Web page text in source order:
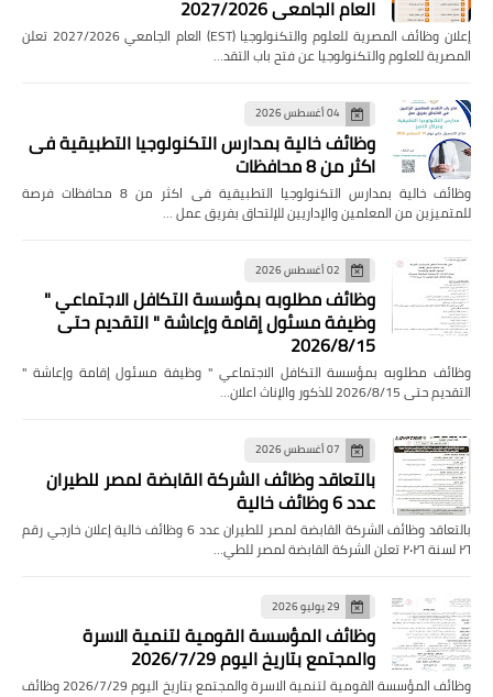
العام الجامعي 2027/2026
إعلان وظائف المصرية للعلوم والتكنولوجيا (EST) العام الجامعي 2027/2026 تعلن
المصرية للعلوم والتكنولوجيا عن فتح باب التقد…
04 أغسطس 2026
وظائف خالية بمدارس التكنولوجيا التطبيقية فى
اكثر من 8 محافظات
وظائف خالية بمدارس التكنولوجيا التطبيقية فى اكثر من 8 محافظات فرصة
للمتميزين من المعلمين والإداريين للإلتحاق بفريق عمل …
02 أغسطس 2026
وظائف مطلوبه بمؤسسة التكافل الاجتماعي "
وظيفة مسئول إقامة وإعاشة " التقديم حتى
2026/8/15
وظائف مطلوبه بمؤسسة التكافل الاجتماعي " وظيفة مسئول إقامة وإعاشة "
التقديم حتى 2026/8/15 للذكور والإناث اعلان…
07 أغسطس 2026
بالتعاقد وظائف الشركة القابضة لمصر للطيران
عدد 6 وظائف خالية
بالتعاقد وظائف الشركة القابضة لمصر للطيران عدد 6 وظائف خالية إعلان خارجي رقم
٢٦ لسنة ٢٠٢٦ تعلن الشركة القابضة لمصر للطي…
29 يوليو 2026
وظائف المؤسسة القومية لتنمية الاسرة
والمجتمع بتاريخ اليوم 2026/7/29
وظائف المؤسسة القومية لتنمية الاسرة والمجتمع بتاريخ اليوم 2026/7/29 وظائف